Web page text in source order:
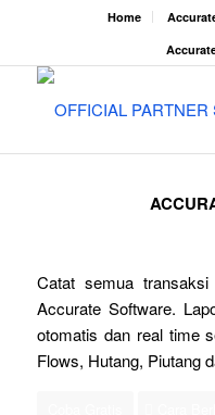
Home
Catat semua
Accurate Software.
otomatis dan real time
Flows, Hutang, Piutang